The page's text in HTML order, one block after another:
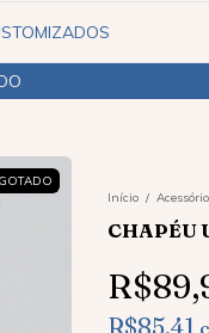
Início /
CHAPÉU
R$85,41